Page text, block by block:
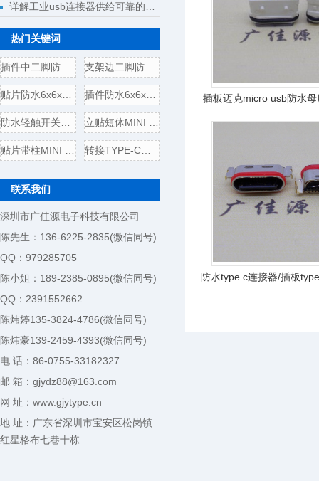
详解工业usb连接器供给可靠的操作
热门关键词
插件中二脚防水6x6x5轻触开 支架边二脚防水6x6x5轻触开
贴片防水6x6x5轻触开关电气 插件防水6x6x5轻触开关电气
防水轻触开关边二脚插板 立贴短体MINI USB 5P母座,带
贴片带柱MINI USB 5P公头/插 转接TYPE-C母头转USB3.0插头
联系我们
深圳市广佳源电子科技有限公司
陈先生：136-6225-2835(微信同号)
QQ：979285705
陈小姐：189-2385-0895(微信同号)
QQ：2391552662
陈炜婷135-3824-4786(微信同号)
陈炜豪139-2459-4393(微信同号)
电 话：86-0755-33182327
邮 箱：gjydz88@163.com
网 址：www.gjytype.cn
地 址：广东省深圳市宝安区松岗镇
红星格布七巷十栋
插板迈克micro usb防水
带
防水type c连接器/插板